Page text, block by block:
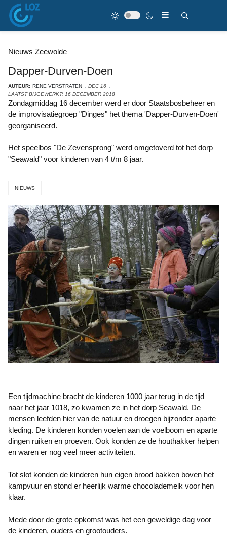
Nieuws Zeewolde
Dapper-Durven-Doen
AUTEUR: RENE VERSTRATEN
DEC 16
LAATST BIJGEWERKT: 16 DECEMBER 2018
Zondagmiddag 16 december werd er door Staatsbosbeheer en
de improvisatiegroep "Dinges" het thema 'Dapper-Durven-Doen'
georganiseerd.
Het speelbos "De Zevensprong" werd omgetoverd tot het dorp
"Seawald" voor kinderen van 4 t/m 8 jaar.
NIEUWS
Een tijdmachine bracht de kinderen 1000 jaar terug in de tijd
naar het jaar 1018, zo kwamen ze in het dorp Seawald. De
mensen leefden hier van de natuur en droegen bijzonder aparte
kleding. De kinderen konden voelen aan de voelboom en aparte
dingen ruiken en proeven. Ook konden ze de houthakker helpen
en waren er nog veel meer activiteiten.
Tot slot konden de kinderen hun eigen brood bakken boven het
kampvuur en stond er heerlijk warme chocolademelk voor hen
klaar.
Mede door de grote opkomst was het een geweldige dag voor
de kinderen, ouders en grootouders.